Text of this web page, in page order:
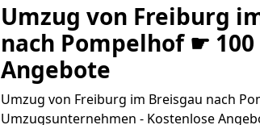
Umzug von Freiburg
nach Pompelhof ☛ 100
Angebote
Umzug von Freiburg im Breisgau nach
Umzugsunternehmen - Kostenlose